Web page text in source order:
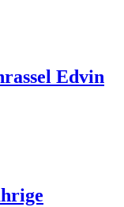
Edvin